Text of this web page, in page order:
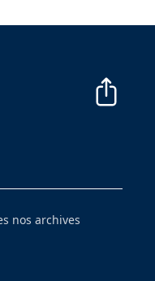
nos archives